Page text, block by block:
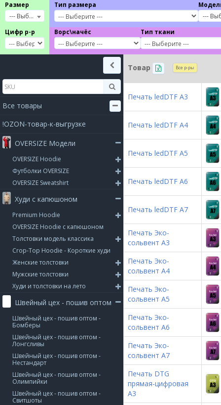
Размер
--- Выберите ---
Цифр р-р
Тип размера
---
Ворс\начёс
Тип ткани
Все товары
!OZON-товар-к-выгрузке
OVERSIZE Модели
OVERSIZE Hoodie
Футболки OVERSIZE
OVERSIZE Sweatshirt
Худи с капюшоном
Premium Hoodie
OVERSIZE Hoodie с капюшоном
Толстовки модель классика
Crop-Top Hoodie - Короткие худи
Женские толстовки
Мужские толстовки
Худи и толстовки на лето
Швейный цех - пошив оптом
Швейный цех - пошив оптом -
Бомберы
Швейный цех - пошив оптом -
Лонгсливы
Швейный цех - пошив оптом -
Нестандарт
Швейный цех - пошив оптом -
Олимпийки
Швейный цех - пошив оптом -
Свитшоты
Товар Все р-ры
Печать ledDTF А3
Печать ledDTF А4
Печать ledDTF А5
Печать ledDTF А6
Печать ledDTF А7
Печать Эко-
сольвент А3
Печать Эко-
сольвент А4
Печать Эко-
сольвент А5
Печать Эко-
сольвент А6
Печать Эко-
сольвент А7
Печать DTG
прямая-цифровая
А3